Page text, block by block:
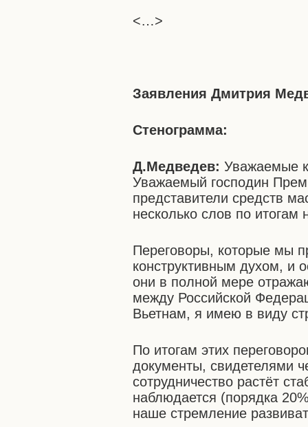
<…>
Заявления Дмитрия
Стенограмма:
Д.Медведев: Уважаемые
Уважаемый господин
представители средств
несколько слов по
Переговоры, которые мы
конструктивным духом, и
они в полной мере
между Российской
Вьетнам, я имею в виду
По итогам этих
документы, свидетелями
сотрудничество растёт
наблюдается (порядка
наше стремление